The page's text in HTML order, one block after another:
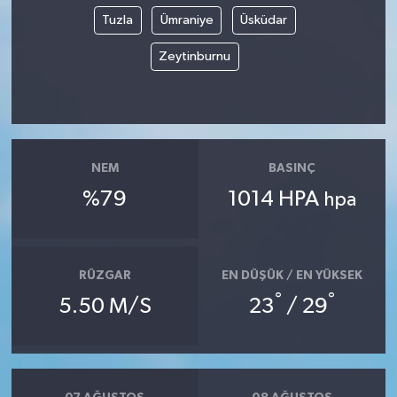
Tuzla Ümraniye Üsküdar
Zeytinburnu
NEM
%79
BASINÇ
1014 HPA hpa
RÜZGAR
5.50 M/S
EN DÜŞÜK / EN YÜKSEK
23° / 29°